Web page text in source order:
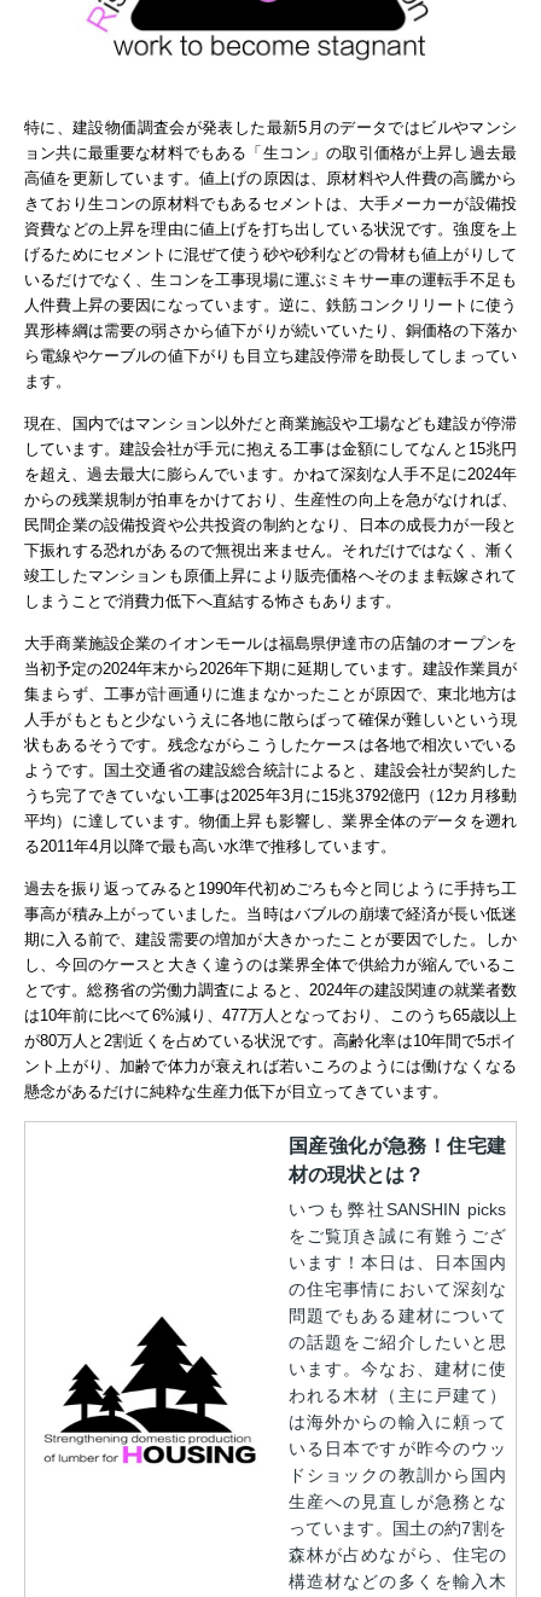
特に、建設物価調査会が発表した最新5月のデータではビルやマンシ
ョン共に最重要な材料でもある「生コン」の取引価格が上昇し過去最
高値を更新しています。値上げの原因は、原材料や人件費の高騰から
きており生コンの原材料でもあるセメントは、大手メーカーが設備投
資費などの上昇を理由に値上げを打ち出している状況です。強度を上
げるためにセメントに混ぜて使う砂や砂利などの骨材も値上がりして
いるだけでなく、生コンを工事現場に運ぶミキサー車の運転手不足も
人件費上昇の要因になっています。逆に、鉄筋コンクリリートに使う
異形棒綱は需要の弱さから値下がりが続いていたり、銅価格の下落か
ら電線やケーブルの値下がりも目立ち建設停滞を助長してしまってい
ます。
現在、国内ではマンション以外だと商業施設や工場なども建設が停滞
しています。建設会社が手元に抱える工事は金額にしてなんと15兆円
を超え、過去最大に膨らんでいます。かねて深刻な人手不足に2024年
からの残業規制が拍車をかけており、生産性の向上を急がなければ、
民間企業の設備投資や公共投資の制約となり、日本の成長力が一段と
下振れする恐れがあるので無視出来ません。それだけではなく、漸く
竣工したマンションも原価上昇により販売価格へそのまま転嫁されて
しまうことで消費力低下へ直結する怖さもあります。
大手商業施設企業のイオンモールは福島県伊達市の店舗のオープンを
当初予定の2024年末から2026年下期に延期しています。建設作業員が
集まらず、工事が計画通りに進まなかったことが原因で、東北地方は
人手がもともと少ないうえに各地に散らばって確保が難しいという現
状もあるそうです。残念ながら こうしたケースは各地で相次いでいる
ようです。国土交通省の建設総合統計によると、建設会社が契約した
うち完了できていない工事は2025年3月に15兆3792億円（12カ月移動
平均）に達しています。物価上昇も影響し、業界全体のデータを遡れ
る2011年4月以降で最も高い水準で推移しています。
過去を振り返ってみると1990年代初めごろも今と同じように手持ち工
事高が積み上がっていました。当時はバブルの崩壊で経済が長い低迷
期に入る前で、建設需要の増加が大きかったことが要因でした。しか
し、今回のケースと大きく違うのは業界全体で供給力が縮んでいるこ
とです。総務省の労働力調査によると、2024年の建設関連の就業者数
は10年前に比べて6%減り、477万人となっており、このうち65歳以上
が80万人と2割近くを占めている状況です。高齢化率は10年間で5ポイ
ント上がり、加齢で体力が衰えれば若いころのようには働けなくなる
懸念があるだけに純粋な生産力低下が目立ってきています。
国産強化が急務！住宅建
材の現状とは？
いつも弊社SANSHIN picks
をご覧頂き誠に有難うござ
います！本日は、日本国内
の住宅事情において深刻な
問題でもある建材について
の話題をご紹介したいと思
います。今なお、建材に使
われる木材（主に戸建て）
は海外からの輸入に頼って
いる日本ですが昨今のウッ
ドショックの教訓から国内
生産への見直しが急務とな
っています。国土の約7割を
森林が占めながら、住宅の
構造材などの多くを輸入木